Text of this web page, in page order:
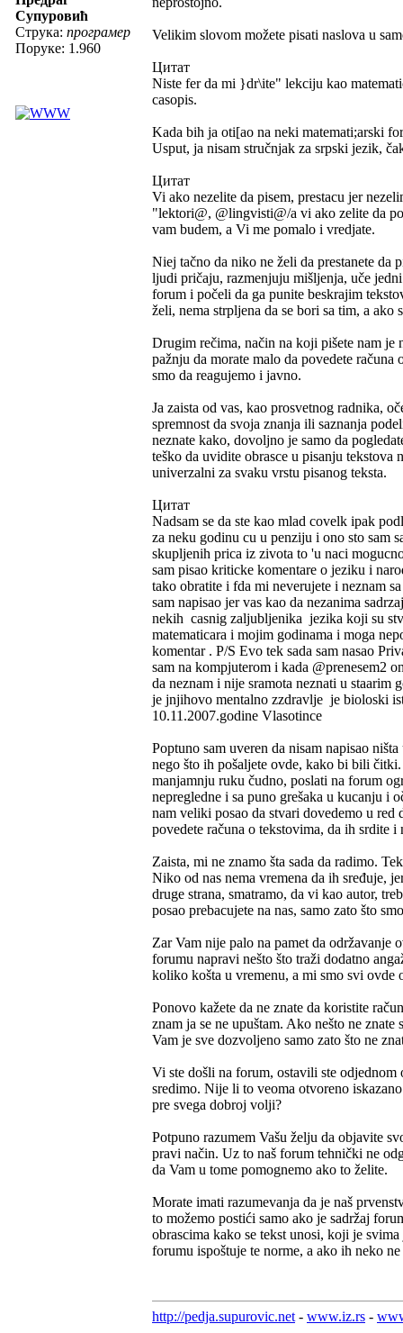
Супуровић
Струка: програмер
Поруке: 1.960
Velikim slovom možete pisati naslova u
Цитат
Niste fer da mi }dr\ite" lekciju kao
casopis.
Kada bih ja oti[ao na neki matemati;arski
Usput, ja nisam stručnjak za srpski jezik,
Цитат
Vi ako nezelite da pisem, prestacu jer
"lektori@, @lingvisti@/a vi ako zelite da
vam budem, a Vi me pomalo i vredjate.
Niej tačno da niko ne želi da prestanete da
ljudi pričaju, razmenjuju mišljenja, uče
forum i počeli da ga punite beskrajim
želi, nema strpljena da se bori sa tim, a
Drugim rečima, način na koji pišete nam je
pažnju da morate malo da povedete
smo da reagujemo i javno.
Ja zaista od vas, kao prosvetnog radnika,
spremnost da svoja znanja ili saznanja
neznate kako, dovoljno je samo da
teško da uvidite obrasce u pisanju tekstova
univerzalni za svaku vrstu pisanog teksta.
Цитат
Nadsam se da ste kao mlad covelk ipak
za neku godinu cu u penziju i ono sto sam
skupljenih prica iz zivota to 'u naci
sam pisao kriticke komentare o jeziku i
tako obratite i fda mi neverujete i neznam
sam napisao jer vas kao da nezanima
nekih casnig zaljubljenika jezika koji su
matematicara i mojim godinama i moga
komentar . P/S Evo tek sada sam nasao
sam na kompjuterom i kada @prenesem2
da neznam i nije sramota neznati u staarim
je jnjihovo mentalno zzdravlje je bioloski
10.11.2007.godine Vlasotince
Poptuno sam uveren da nisam napisao
nego što ih pošaljete ovde, kako bi bili
manjamnju ruku čudno, poslati na forum
nepregledne i sa puno grešaka u kucanju i
nam veliki posao da stvari dovedemo u red
povedete računa o tekstovima, da ih srdite i
Zaista, mi ne znamo šta sada da radimo.
Niko od nas nema vremena da ih sređuje,
druge strana, smatramo, da vi kao autor,
posao prebacujete na nas, samo zato što
Zar Vam nije palo na pamet da održavanje
forumu napravi nešto što traži dodatno
koliko košta u vremenu, a mi smo svi
Ponovo kažete da ne znate da koristite
znam ja se ne upuštam. Ako nešto ne
Vam je sve dozvoljeno samo zato što ne
Vi ste došli na forum, ostavili ste
sredimo. Nije li to veoma otvoreno
pre svega dobroj volji?
Potpuno razumem Vašu želju da objavite
pravi način. Uz to naš forum tehnički ne
da Vam u tome pomognemo ako to želite.
Morate imati razumevanja da je naš
to možemo postići samo ako je sadržaj
obrascima kako se tekst unosi, koji je
forumu ispoštuje te norme, a ako ih neko
http://pedja.supurovic.net - www.iz.rs -